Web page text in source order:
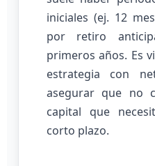
iniciales (ej. 12
por retiro
primeros años. Es
estrategia con
asegurar que no
capital que
corto plazo.